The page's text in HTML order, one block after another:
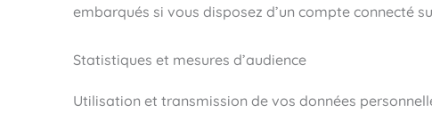
embarqués si vous disposez d’un compte connecté
Statistiques et mesures d’audience
Utilisation et transmission de vos données